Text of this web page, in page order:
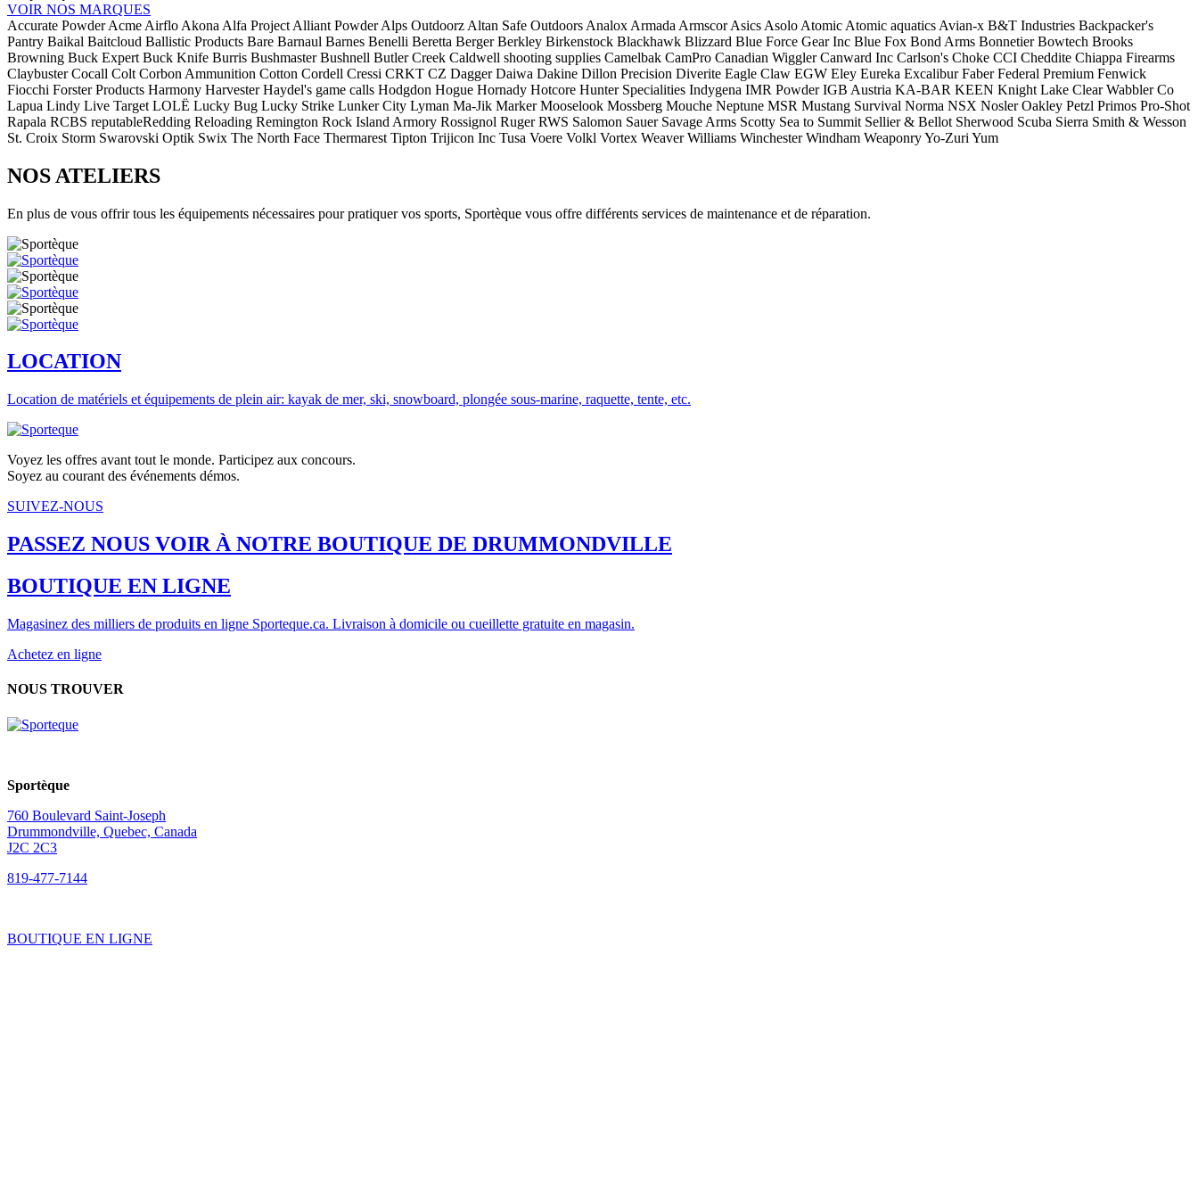
VOIR NOS MARQUES
Accurate Powder Acme Airflo Akona Alfa Project Alliant Powder Alps Outdoorz Altan Safe Outdoors Analox Armada Armscor Asics Asolo Atomic Atomic aquatics Avian-x B&T Industries Backpacker's
Pantry Baikal Baitcloud Ballistic Products Bare Barnaul Barnes Benelli Beretta Berger Berkley Birkenstock Blackhawk Blizzard Blue Force Gear Inc Blue Fox Bond Arms Bonnetier Bowtech Brooks
Browning Buck Expert Buck Knife Burris Bushmaster Bushnell Butler Creek Caldwell shooting supplies Camelbak CamPro Canadian Wiggler Canward Inc Carlson's Choke CCI Cheddite Chiappa Firearms
Claybuster Cocall Colt Corbon Ammunition Cotton Cordell Cressi CRKT CZ Dagger Daiwa Dakine Dillon Precision Diverite Eagle Claw EGW Eley Eureka Excalibur Faber Federal Premium Fenwick
Fiocchi Forster Products Harmony Harvester Haydel's game calls Hodgdon Hogue Hornady Hotcore Hunter Specialities Indygena IMR Powder IGB Austria KA-BAR KEEN Knight Lake Clear Wabbler Co
Lapua Lindy Live Target LOLË Lucky Bug Lucky Strike Lunker City Lyman Ma-Jik Marker Mooselook Mossberg Mouche Neptune MSR Mustang Survival Norma NSX Nosler Oakley Petzl Primos Pro-Shot
Rapala RCBS reputableRedding Reloading Remington Rock Island Armory Rossignol Ruger RWS Salomon Sauer Savage Arms Scotty Sea to Summit Sellier & Bellot Sherwood Scuba Sierra Smith & Wesson
St. Croix Storm Swarovski Optik Swix The North Face Thermarest Tipton Trijicon Inc Tusa Voere Volkl Vortex Weaver Williams Winchester Windham WeaponryYo-Zuri Yum
NOS ATELIERS
En plus de vous offrir tous les équipements nécessaires pour pratiquer vos sports, Sportèque vous offre différents services de maintenance et de réparation.
LOCATION
Location de matériels et équipements de plein air: kayak de mer, ski, snowboard, plongée sous-marine, raquette, tente, etc.
Voyez les offres avant tout le monde. Participez aux concours.
Soyez au courant des événements démos.
SUIVEZ-NOUS
PASSEZ NOUS VOIR À NOTRE BOUTIQUE DE DRUMMONDVILLE
BOUTIQUE EN LIGNE
Magasinez des milliers de produits en ligne Sporteque.ca. Livraison à domicile ou cueillette gratuite en magasin.
Achetez en ligne
NOUS TROUVER
Sportèque
760 Boulevard Saint-Joseph
Drummondville, Quebec, Canada
J2C 2C3
819-477-7144
BOUTIQUE EN LIGNE